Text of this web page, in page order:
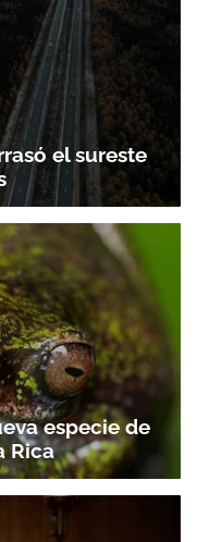
el sureste
especie de
Rica